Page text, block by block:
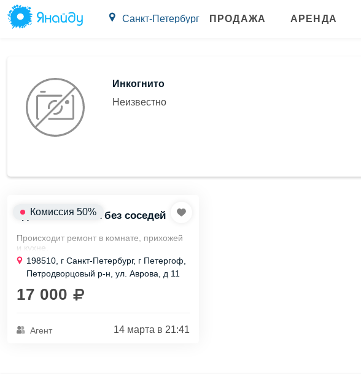
Санкт-Петербург ПРОДАЖА АРЕНДА
Инкогнито
Неизвестно
сдаётся комната без соседей
Происходит ремонт в комнате, прихожей
и кухне,
создавая новые уютные пространства.
198510, г Санкт-Петербург, г Петергоф,
Петродворцовый р-н, ул. Аврова, д 11
17 000
Агент 14 марта в 21:41
Комиссия 50%